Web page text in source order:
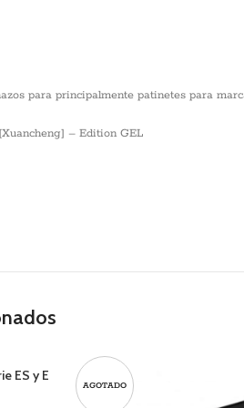
para principalmente patinetes para
– Edition GEL
ES y E
AGOTADO